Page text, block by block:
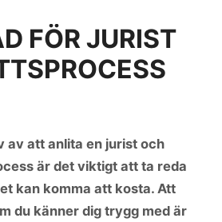
FÖR JURIST
av att anlita en jurist och
är det viktigt att ta reda
kan komma att kosta. Att
du känner dig trygg med är